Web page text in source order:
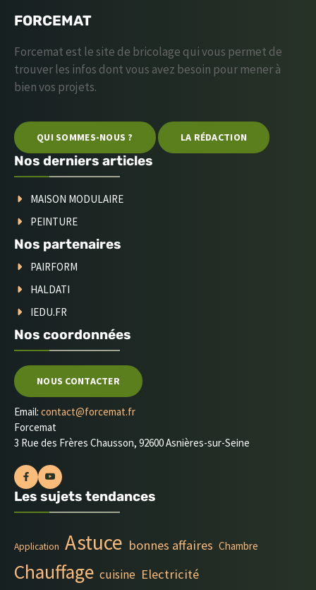
FORCEMAT
Forcemat est le site de bricolage qui vous permet de
trouver les infos dont vous avez besoin pour mener à
bien vos projets.
QUI SOMMES-NOUS ? LA RÉDACTION
Nos derniers articles
MAISON MODULAIRE
PEINTURE
Nos partenaires
PAIRFORM
HALDATI
IEDU.FR
Nos coordonnées
NOUS CONTACTER
Email: contact@forcemat.fr
Forcemat
3 Rue des Frères Chausson, 92600 Asnières-sur-Seine
Les sujets tendances
Application Astuce bonnes affaires Chambre
Chauffage cuisine Electricité